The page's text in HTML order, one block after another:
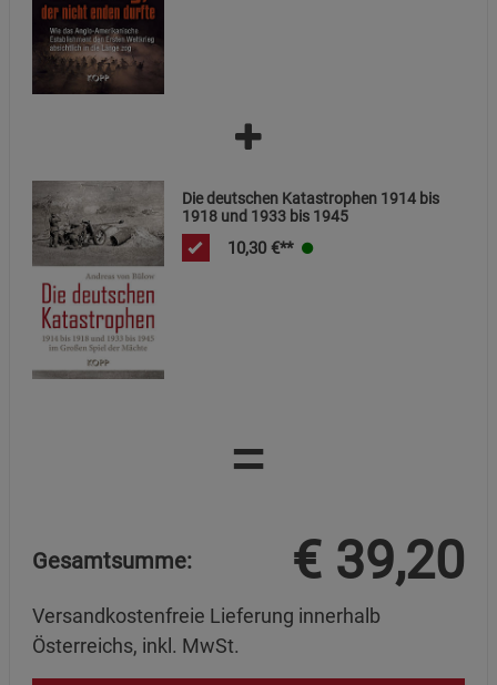
Die deutschen Katastrophen 1914 bis
1918 und 1933 bis 1945
10,30 €**
=
Gesamtsumme: € 39,20
Versandkostenfreie Lieferung innerhalb
Österreichs, inkl. MwSt.